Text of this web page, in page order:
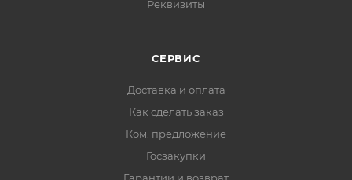
Реквизиты
СЕРВИС
Доставка и оплата
Как сделать заказ
Ком. предложение
Госзакупки